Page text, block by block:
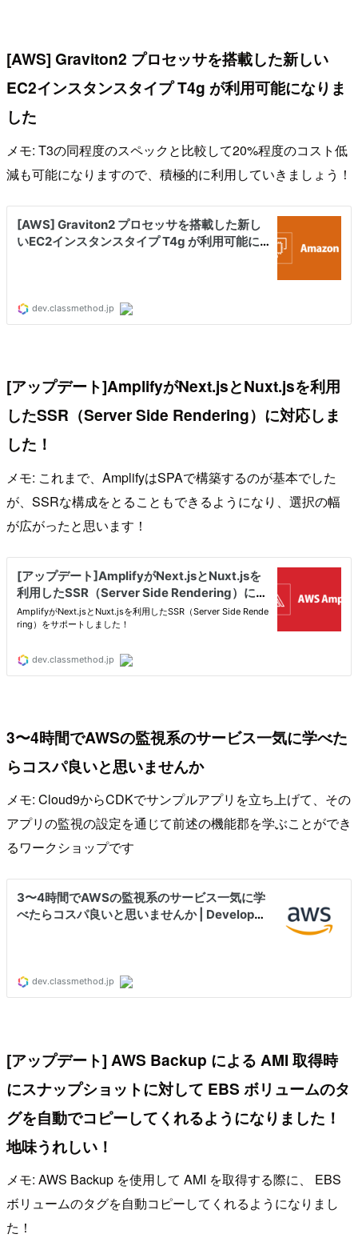
[AWS] Graviton2 プロセッサを搭載した新しい
EC2インスタンスタイプ T4g が利用可能になりま
した
メモ: T3の同程度のスペックと比較して20%程度のコスト低
減も可能になりますので、積極的に利用していきましょう！
[アップデート]AmplifyがNext.jsとNuxt.jsを利用
したSSR（Server Side Rendering）に対応しま
した！
メモ: これまで、AmplifyはSPAで構築するのが基本でした
が、SSRな構成をとることもできるようになり、選択の幅
が広がったと思います！
3〜4時間でAWSの監視系のサービス一気に学べた
らコスパ良いと思いませんか
メモ: Cloud9からCDKでサンプルアプリを立ち上げて、その
アプリの監視の設定を通じて前述の機能郡を学ぶことができ
るワークショップです
[アップデート] AWS Backup による AMI 取得時
にスナップショットに対して EBS ボリュームのタ
グを自動でコピーしてくれるようになりました！
地味うれしい！
メモ: AWS Backup を使用して AMI を取得する際に、 EBS
ボリュームのタグを自動コピーしてくれるようになりまし
た！